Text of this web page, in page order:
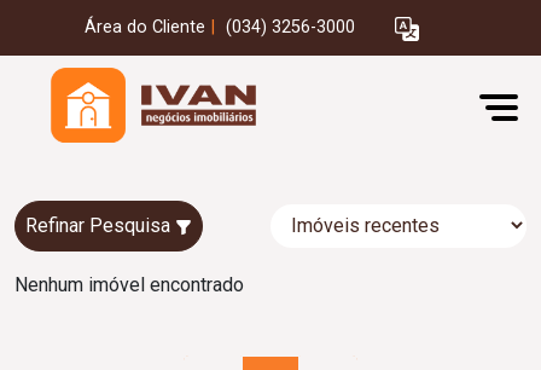
Área do Cliente (034) 3256-3000
Refinar Pesquisa
Nenhum imóvel encontrado